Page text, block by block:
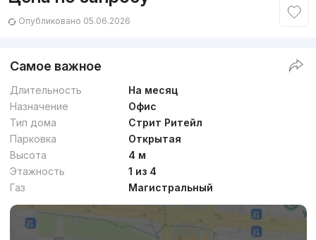
Опубликовано 05.06.2026
Самое важное
Длительность
На месяц
Назначение
Офис
Тип дома
Стрит Ритейл
Парковка
Открытая
Высота
4 м
Этажность
1 из 4
Газ
Магистральный